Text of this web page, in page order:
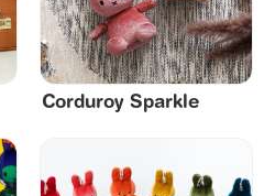
Corduroy Sparkle